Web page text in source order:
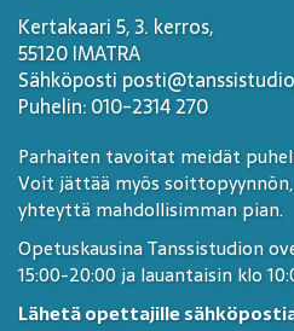
Kertakaari 5, 3. kerros,
55120 IMATRA
Sähköposti
Puhelin: 010-2314 270
Parhaiten tavoitat meidät
Voit jättää myös
yhteyttä mahdollisimman pian.
Opetuskausina Tanssistudion
15:00-20:00 ja lauantaisin klo
Lähetä opettajille